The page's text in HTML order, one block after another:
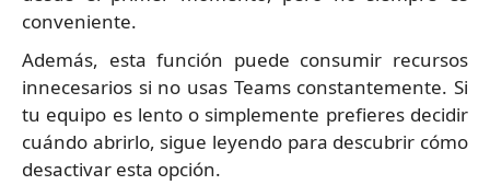
conveniente.
Además, esta función puede consumir recursos
innecesarios si no usas Teams constantemente. Si
tu equipo es lento o simplemente prefieres decidir
cuándo abrirlo, sigue leyendo para descubrir cómo
desactivar esta opción.